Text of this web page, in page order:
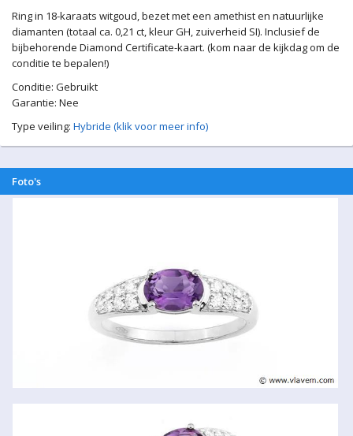
Ring in 18-karaats witgoud, bezet met een amethist en natuurlijke
diamanten (totaal ca. 0,21 ct, kleur GH, zuiverheid SI). Inclusief de
bijbehorende Diamond Certificate-kaart. (kom naar de kijkdag om de
conditie te bepalen!)
Conditie: Gebruikt
Garantie: Nee
Type veiling: Hybride (klik voor meer info)
Foto's